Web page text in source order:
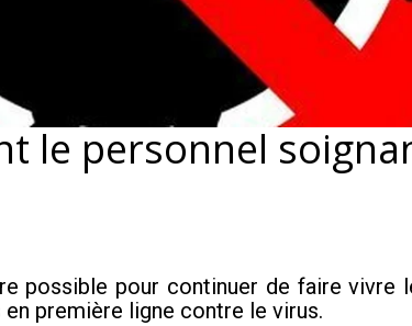
le personnel
possible pour continuer de faire vivre
première ligne contre le virus.